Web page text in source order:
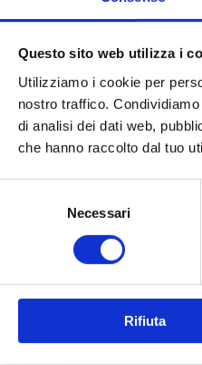
Questo sito web utilizza i
Utilizziamo i cookie per
nostro traffico.
di analisi dei dati web,
che hanno raccolto dal tuo
Necessari
Rifiuta
un prodotto finito non
degli agricoltori.
è coltivato nelle
alla coltivazione di una
soia piselli e
attentamente scelte
di squadra che
la trasformazione.
delle Aziende
per garantire il
comincia con la
attraversol’irrigazione a